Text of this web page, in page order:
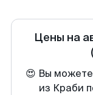
Цены на
😍 Вы можете
из Краби